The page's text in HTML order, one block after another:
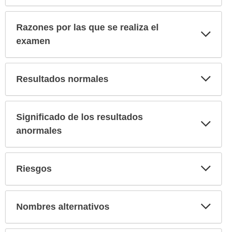
sido
Razones por las que se realiza el
examen
Resultados normales
Significado de los resultados
anormales
Riesgos
Nombres alternativos